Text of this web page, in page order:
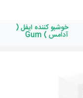
خوشبو کننده ایفل (
آدامس ) Gum